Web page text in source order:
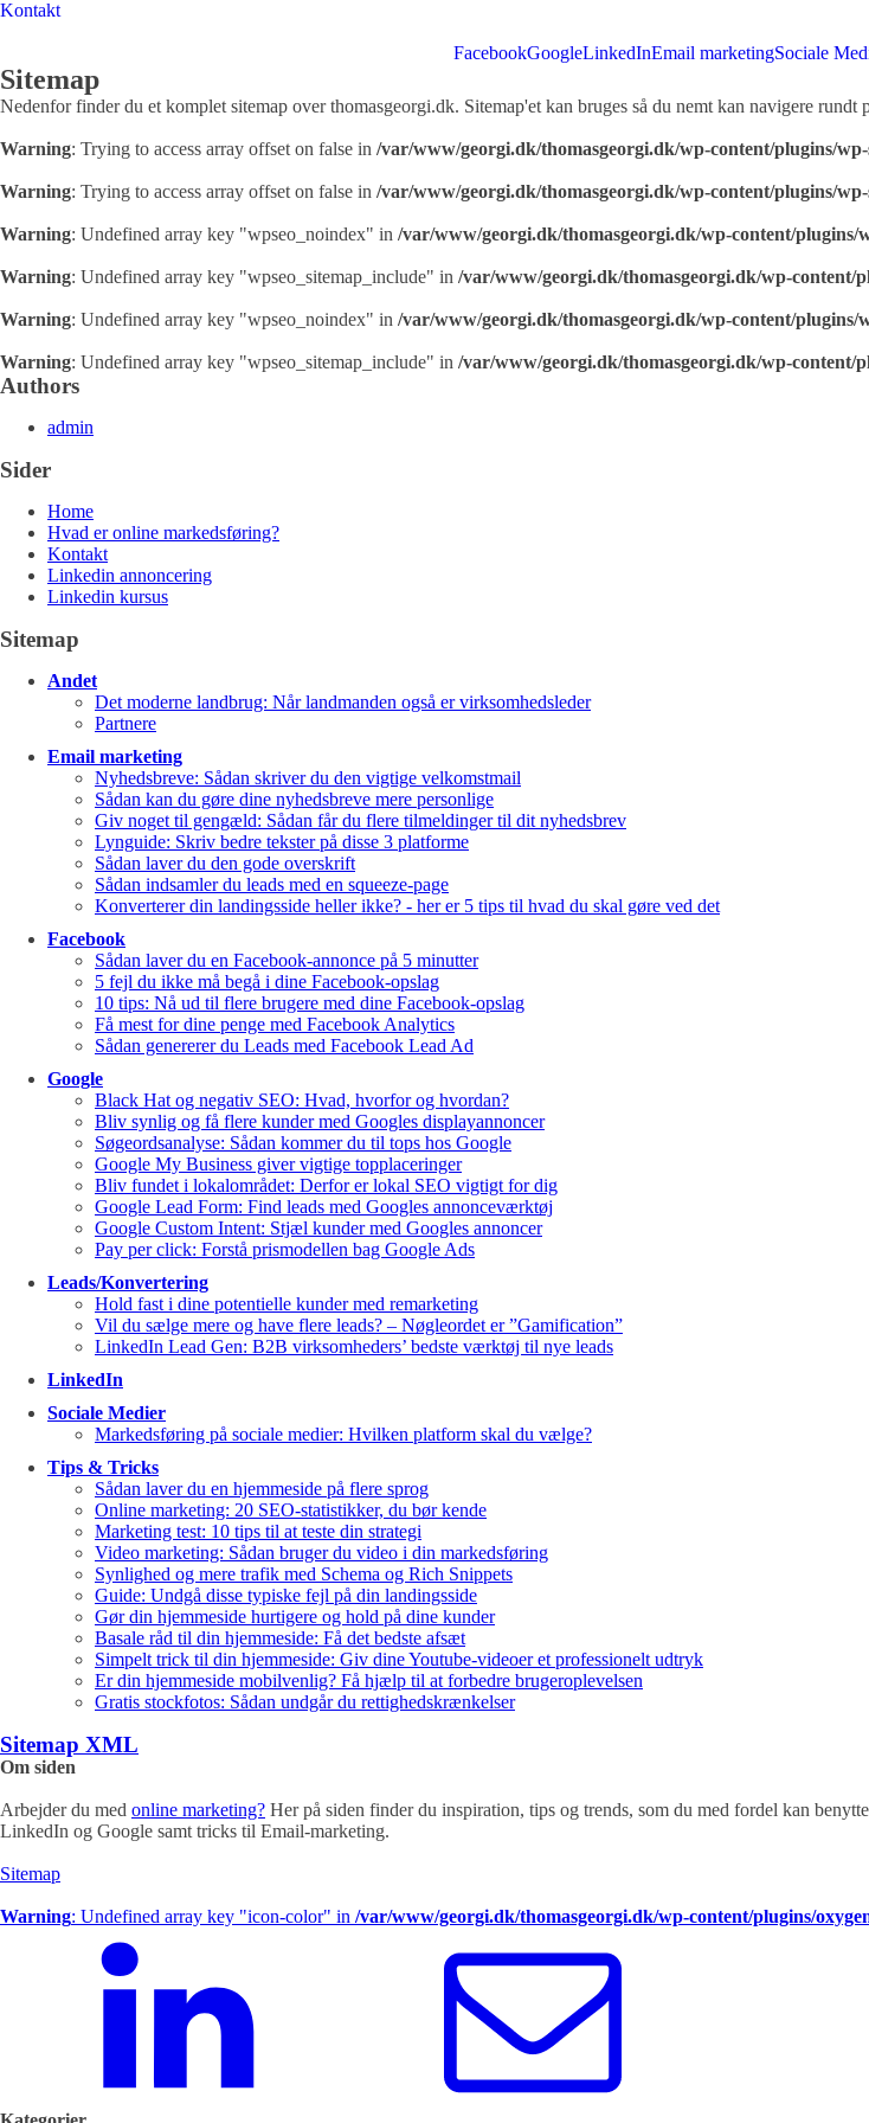
Kontakt
FacebookGoogleLinkedInEmail marketingSociale
Sitemap
Nedenfor finder du et komplet sitemap over thomasgeorgi.dk. Sitemap'et kan bruges så du nemt kan navigere
Warning: Trying to access array offset on false in /var/www/georgi.dk/thomasgeorgi.dk/wp-content/plugins/
Warning: Trying to access array offset on false in /var/www/georgi.dk/thomasgeorgi.dk/wp-content/plugins/
Warning: Undefined array key "wpseo_noindex" in /var/www/georgi.dk/thomasgeorgi.dk/wp-content/plugins/
Warning: Undefined array key "wpseo_sitemap_include" in /var/www/georgi.dk/thomasgeorgi.dk/wp-content/
Warning: Undefined array key "wpseo_noindex" in /var/www/georgi.dk/thomasgeorgi.dk/wp-content/plugins/
Warning: Undefined array key "wpseo_sitemap_include" in /var/www/georgi.dk/thomasgeorgi.dk/wp-content/
Authors
admin
Sider
Home
Hvad er online markedsføring?
Kontakt
Linkedin annoncering
Linkedin kursus
Sitemap
Andet
Det moderne landbrug: Når landmanden også er virksomhedsleder
Partnere
Email marketing
Nyhedsbreve: Sådan skriver du den vigtige velkomstmail
Sådan kan du gøre dine nyhedsbreve mere personlige
Giv noget til gengæld: Sådan får du flere tilmeldinger til dit nyhedsbrev
Lynguide: Skriv bedre tekster på disse 3 platforme
Sådan laver du den gode overskrift
Sådan indsamler du leads med en squeeze-page
Konverterer din landingsside heller ikke? - her er 5 tips til hvad du skal gøre ved det
Facebook
Sådan laver du en Facebook-annonce på 5 minutter
5 fejl du ikke må begå i dine Facebook-opslag
10 tips: Nå ud til flere brugere med dine Facebook-opslag
Få mest for dine penge med Facebook Analytics
Sådan genererer du Leads med Facebook Lead Ad
Google
Black Hat og negativ SEO: Hvad, hvorfor og hvordan?
Bliv synlig og få flere kunder med Googles displayannoncer
Søgeordsanalyse: Sådan kommer du til tops hos Google
Google My Business giver vigtige topplaceringer
Bliv fundet i lokalområdet: Derfor er lokal SEO vigtigt for dig
Google Lead Form: Find leads med Googles annonceværktøj
Google Custom Intent: Stjæl kunder med Googles annoncer
Pay per click: Forstå prismodellen bag Google Ads
Leads/Konvertering
Hold fast i dine potentielle kunder med remarketing
Vil du sælge mere og have flere leads? – Nøgleordet er ”Gamification”
LinkedIn Lead Gen: B2B virksomheders’ bedste værktøj til nye leads
LinkedIn
Sociale Medier
Markedsføring på sociale medier: Hvilken platform skal du vælge?
Tips & Tricks
Sådan laver du en hjemmeside på flere sprog
Online marketing: 20 SEO-statistikker, du bør kende
Marketing test: 10 tips til at teste din strategi
Video marketing: Sådan bruger du video i din markedsføring
Synlighed og mere trafik med Schema og Rich Snippets
Guide: Undgå disse typiske fejl på din landingsside
Gør din hjemmeside hurtigere og hold på dine kunder
Basale råd til din hjemmeside: Få det bedste afsæt
Simpelt trick til din hjemmeside: Giv dine Youtube-videoer et professionelt udtryk
Er din hjemmeside mobilvenlig? Få hjælp til at forbedre brugeroplevelsen
Gratis stockfotos: Sådan undgår du rettighedskrænkelser
Sitemap XML
Om siden
Arbejder du med online marketing? Her på siden finder du inspiration, tips og trends, som du med fordel kan
LinkedIn og Google samt tricks til Email-marketing.
Sitemap
Warning: Undefined array key "icon-color" in /var/www/georgi.dk/thomasgeorgi.dk/wp-content/plugins/